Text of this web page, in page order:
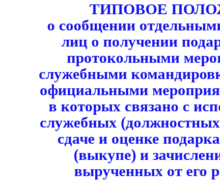
ТИПОВОЕ
о сообщении
лиц о получении
протокольными
служебными
официальными
в которых связано с
служебных
сдаче и оценке
(выкупе) и
вырученных от его